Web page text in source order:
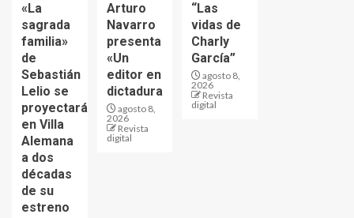
«La
sagrada
familia»
de
Sebastián
Lelio se
proyectará
en Villa
Alemana
a dos
décadas
de su
estreno
Arturo
Navarro
presenta
«Un
editor en
dictadura
agosto 8,
2026
Revista
digital
“Las
vidas de
Charly
García”
agosto 8,
2026
Revista
digital